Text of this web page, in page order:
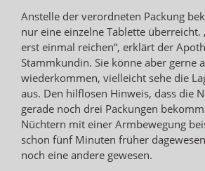
Anstelle der verordneten Packung
nur eine einzelne Tablette überreicht.
erst einmal reichen“, erklärt der
Stammkundin. Sie könne aber gerne
wiederkommen, vielleicht sehe die
aus. Den hilflosen Hinweis, dass die
gerade noch drei Packungen
Nüchtern mit einer Armbewegung
schon fünf Minuten früher
noch eine andere gewesen.